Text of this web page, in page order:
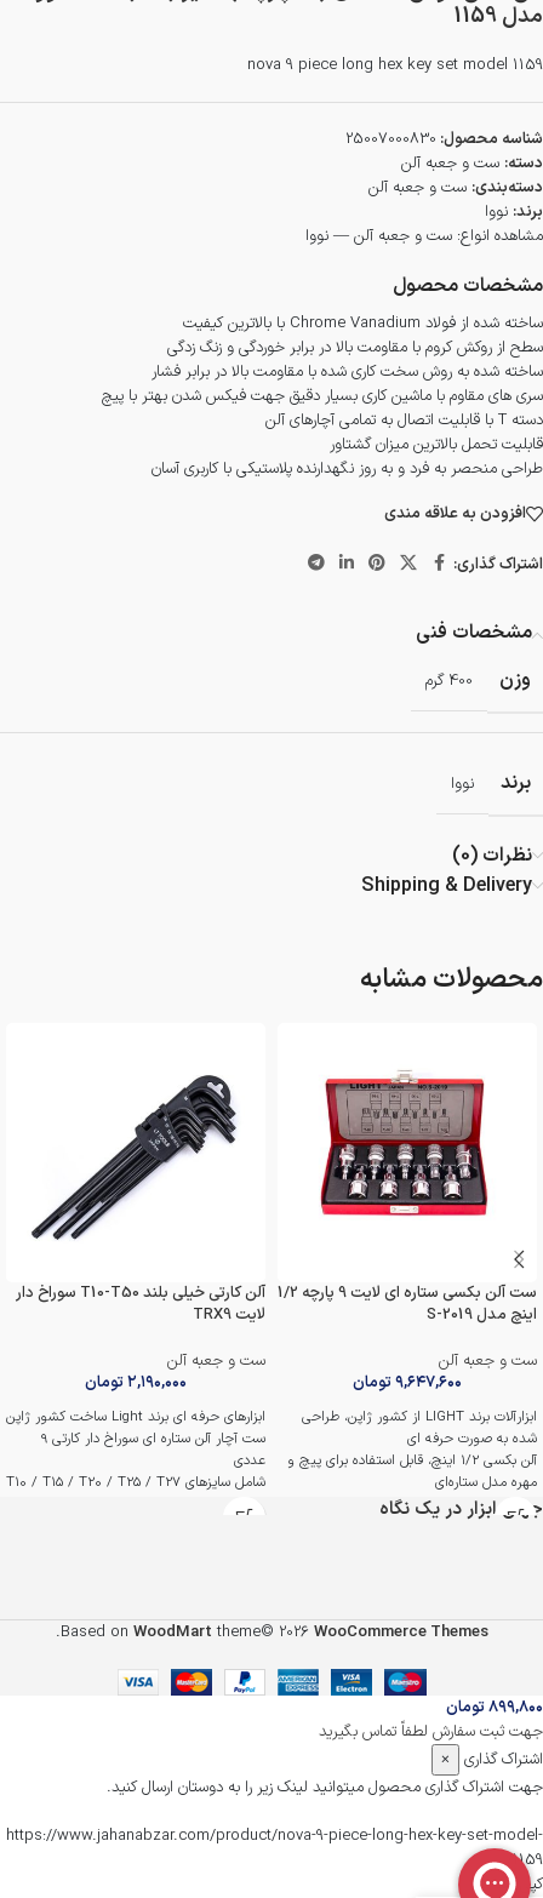
مدل 1159
nova 9 piece long hex key set model 1159
شناسه محصول: 25007000830
دسته: ست و جعبه آلن
دسته‌بندی: ست و جعبه آلن
برند: نووا
مشاهده انواع: ست و جعبه آلن — نووا
مشخصات محصول
ساخته شده از فولاد Chrome Vanadium با بالاترین کیفیت
سطح از روکش کروم با مقاومت بالا در برابر خوردگی و زنگ زدگی
ساخته شده به روش سخت کاری شده با مقاومت بالا در برابر فشار
سری های مقاوم با ماشین کاری بسیار دقیق جهت فیکس شدن بهتر با پیچ
دسته T با قابلیت اتصال به تمامی آچارهای آلن
قابلیت تحمل بالاترین میزان گشتاور
طراحی منحصر به فرد و به روز نگهدارنده پلاستیکی با کاربری آسان
افزودن به علاقه مندی
اشتراک گذاری:
مشخصات فنی
وزن
400 گرم
برند نووا
نظرات (0)
Shipping & Delivery
محصولات مشابه
ست آلن بکسی ستاره ای لایت 9 پارچه 1/2
اینچ مدل S-2019
ست و جعبه آلن
۹,۶۴۷,۶۰۰تومان
ابزارآلات برند LIGHT از کشور ژاپن، طراحی
شده به صورت حرفه ای
آلن بکسی 1/2 اینچ، قابل استفاده برای پیچ و
مهره‌ مدل ستاره‌ای
اندازه‌های T20 - T25 - T27 - T30 - T40 -
T45 - T50 - T55 - T60
جعبه فلزی مقاوم برای محافظت از ابزارها در
مناسب استفاده در گاراژها، تعمیرات صنعتی و
مصارف شخصی
ارسال فوری به تمام شهر ها + ضمانت اصالت
و تضمین سلامت
آلن کارتی خیلی بلند T10-T50 سوراخ دار
لایت TRX9
ست و جعبه آلن
۲,۱۹۰,۰۰۰تومان
ابزارهای حرفه ای برند Light ساخت کشور ژاپن
ست آچار آلن ستاره ای سوراخ دار کارتی 9
عددی
شامل سایزهای T10 / T15 / T20 / T25 / T27
/ T30 / T40 / T45 / T50
روکش مشکی ضد خش و ضد سایش و
ضمانت اصالت و سلامت فیزیکی کالا
جهان ابزار در یک نگاه
Based on WoodMart theme© 2026 WooCommerce Themes
.
۸۹۹,۸۰۰تومان
جهت ثبت سفارش لطفاً تماس بگیرید
اشتراک گذاری
×
جهت اشتراک گذاری محصول میتوانید لینک زیر را به دوستان ارسال کنید.
https://www.jahanabzar.com/product/nova-9-piece-long-hex-key-set-model-
1159/
کپی شد